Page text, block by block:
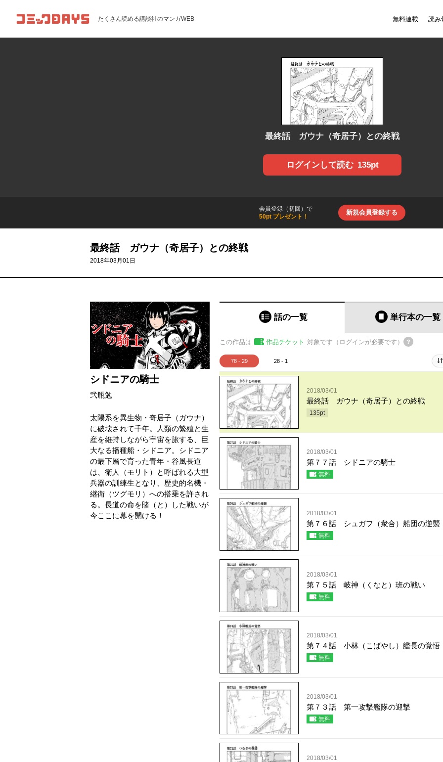
コミックDAYS たくさん読める講談社のマンガWEB 無料連載 読み
最終話 ガウナ（奇居子）との終戦
ログインして読む 135pt
会員登録（初回）で
50pt プレゼント！
新規会員登録する
最終話 ガウナ（奇居子）との終戦
2018年03月01日
シドニアの騎士
弐瓶勉
太陽系を異生物・奇居子（ガウナ）
に破壊されて千年。人類の繁殖と生
産を維持しながら宇宙を旅する、巨
大なる播種船・シドニア。シドニア
の最下層で育った青年・谷風長道
は、衛人（モリト）と呼ばれる大型
兵器の訓練生となり、歴史的名機・
継衛（ツグモリ）への搭乗を許され
る。長道の命を賭（と）した戦いが
今ここに幕を開ける！
話の一覧 単行本の一覧
この作品は 作品チケット 対象です（ログインが必要です）
78 - 29 28 - 1
2018/03/01
最終話 ガウナ（奇居子）との終戦
135pt
2018/03/01
第７７話 シドニアの騎士
無料
2018/03/01
第７６話 シュガフ（衆合）船団の逆襲
無料
2018/03/01
第７５話 岐神（くなと）班の戦い
無料
2018/03/01
第７４話 小林（こばやし）艦長の覚悟
無料
2018/03/01
第７３話 第一攻撃艦隊の迎撃
無料
2018/03/01